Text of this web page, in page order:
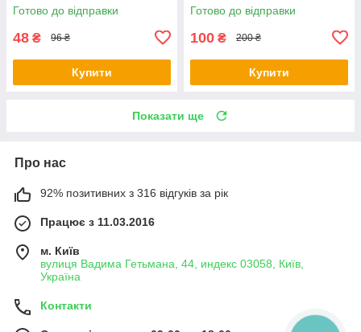
Готово до відправки
48 ₴ 96 ₴
Купити
Готово до відправки
100 ₴ 200 ₴
Купити
Показати ще
Про нас
92% позитивних з 316 відгуків за рік
Працює з 11.03.2016
м. Київ
вулиця Вадима Гетьмана, 44, индекс 03058, Київ,
Україна
Контакти